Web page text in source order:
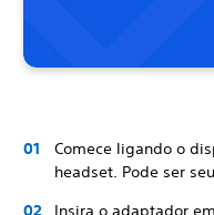
Comece ligando o
headset. Pode ser
Insira o adaptador